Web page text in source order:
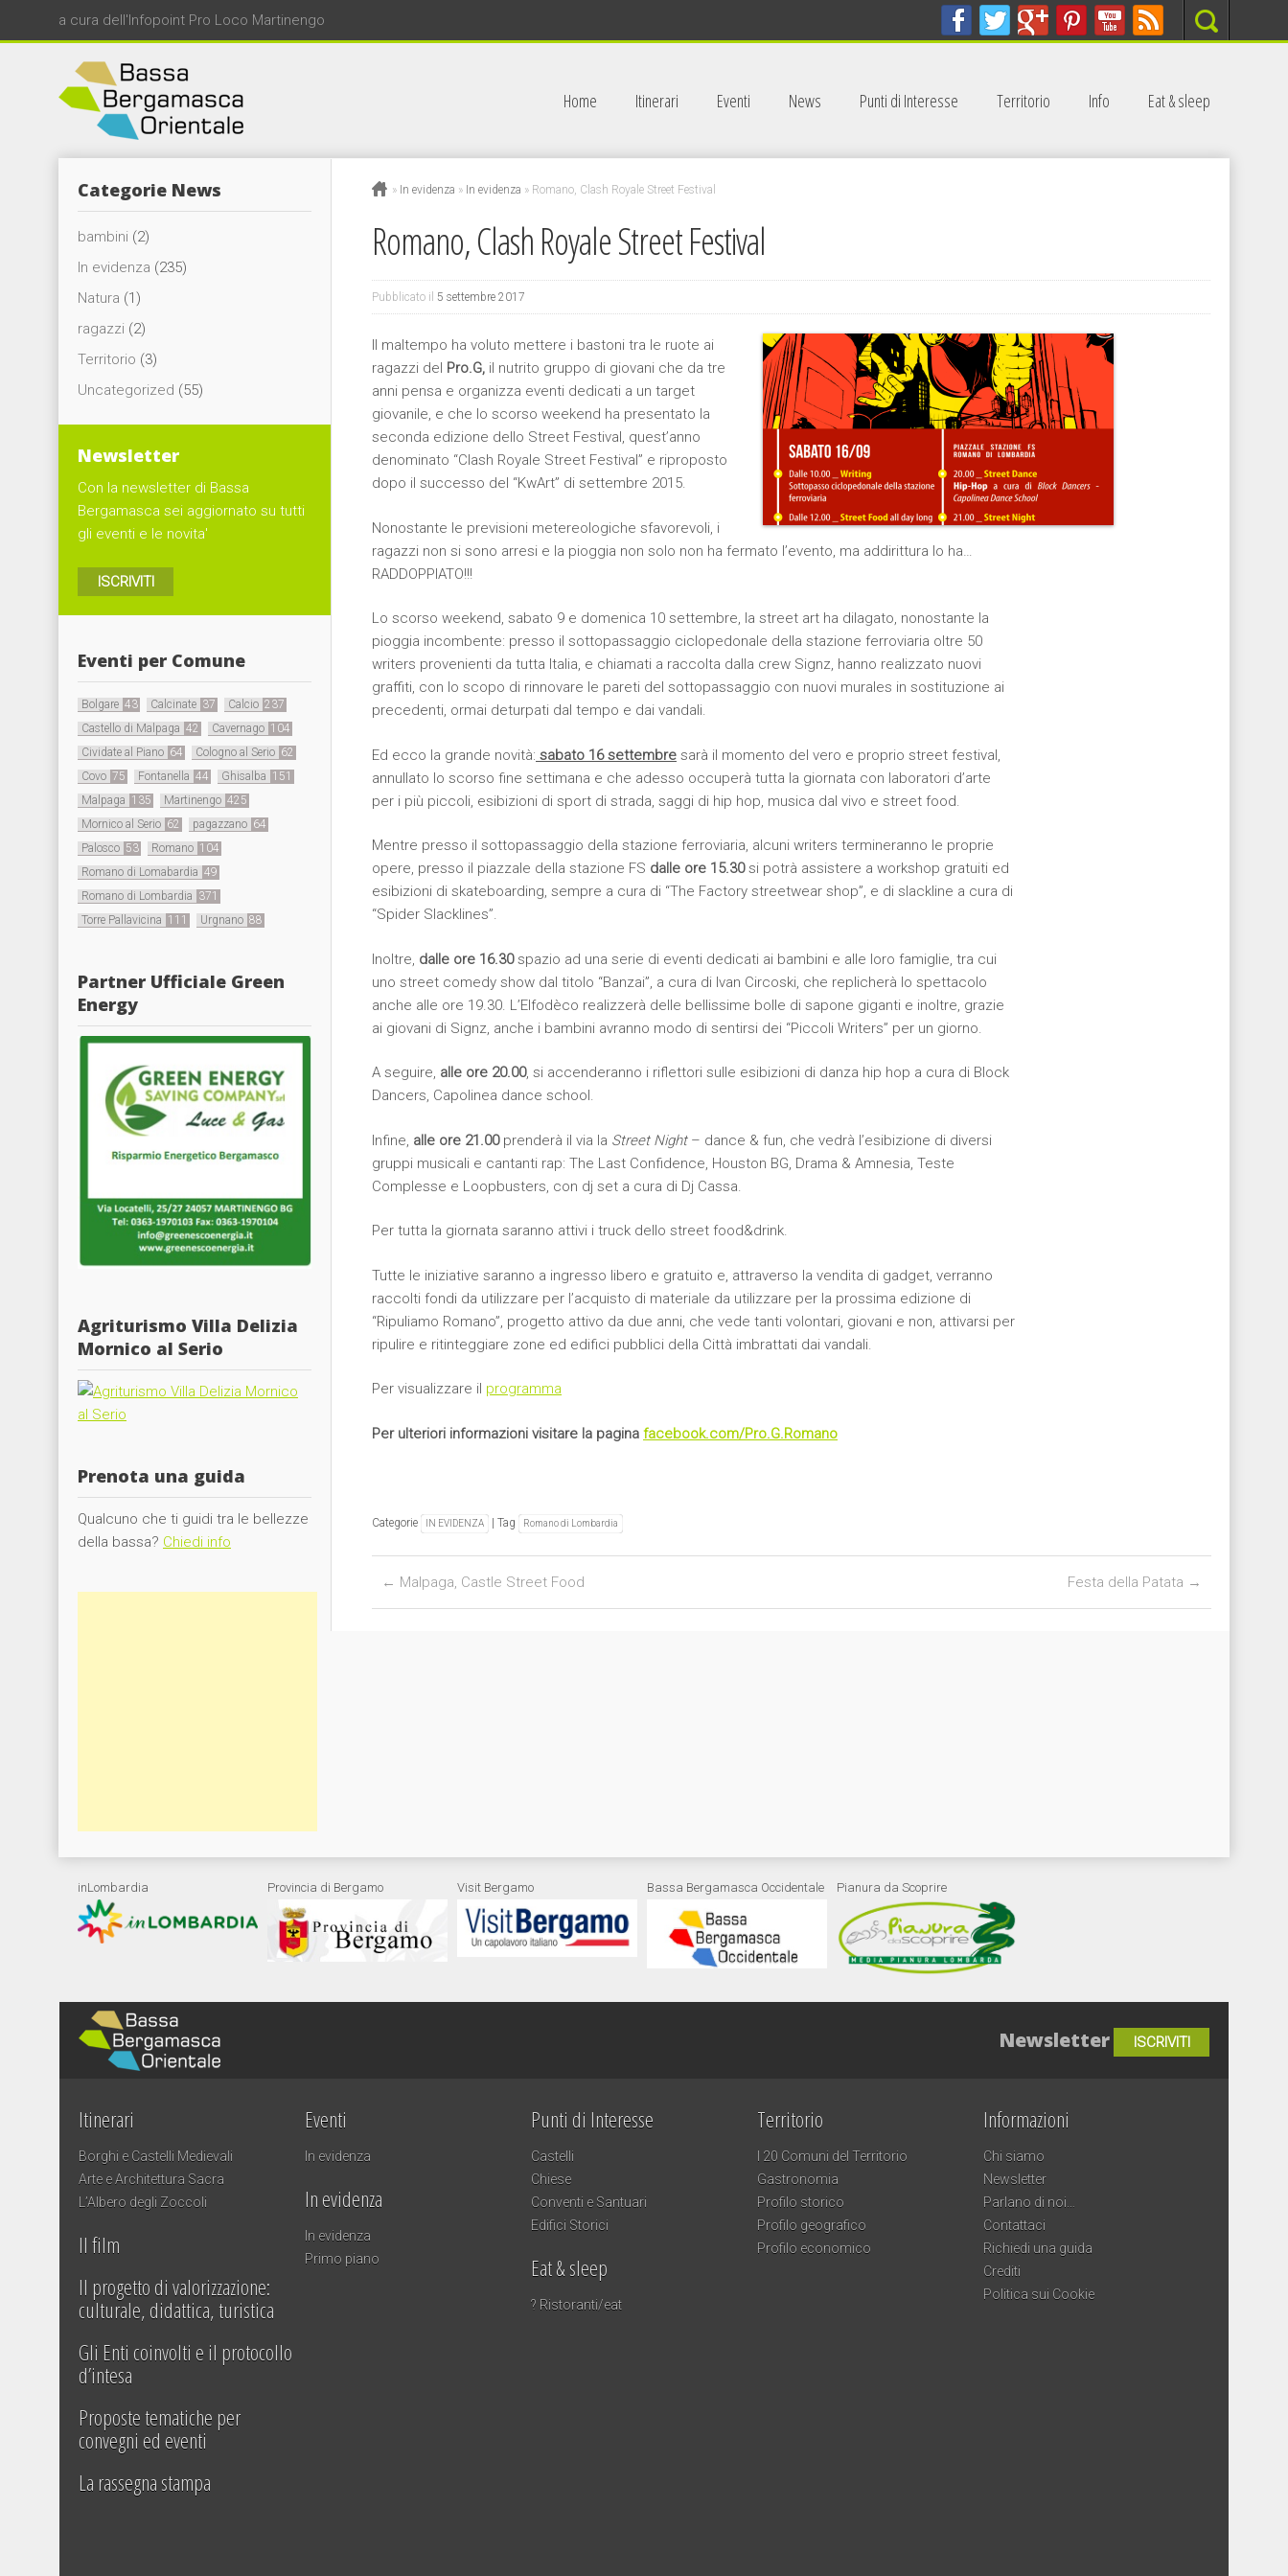
a cura dell'Infopoint Pro Loco Martinengo Search
Home Itinerari Eventi News Punti di Interesse Territorio Info Eat & sleep
» In evidenza » In evidenza » Romano, Clash Royale Street Festival
Romano, Clash Royale Street Festival
Pubblicato il 5 settembre 2017
Il maltempo ha voluto mettere i bastoni tra le ruote ai
ragazzi del Pro.G, il nutrito gruppo di giovani che da tre
anni pensa e organizza eventi dedicati a un target
giovanile, e che lo scorso weekend ha presentato la
seconda edizione dello Street Festival, quest’anno
denominato “Clash Royale Street Festival” e riproposto
dopo il successo del “KwArt” di settembre 2015.
Nonostante le previsioni metereologiche sfavorevoli, i
ragazzi non si sono arresi e la pioggia non solo non ha fermato l’evento, ma addirittura lo ha…
RADDOPPIATO!!!
Lo scorso weekend, sabato 9 e domenica 10 settembre, la street art ha dilagato, nonostante la
pioggia incombente: presso il sottopassaggio ciclopedonale della stazione ferroviaria oltre 50
writers provenienti da tutta Italia, e chiamati a raccolta dalla crew Signz, hanno realizzato nuovi
graffiti, con lo scopo di rinnovare le pareti del sottopassaggio con nuovi murales in sostituzione ai
precedenti, ormai deturpati dal tempo e dai vandali.
Ed ecco la grande novità: sabato 16 settembre sarà il momento del vero e proprio street festival,
annullato lo scorso fine settimana e che adesso occuperà tutta la giornata con laboratori d’arte
per i più piccoli, esibizioni di sport di strada, saggi di hip hop, musica dal vivo e street food.
Mentre presso il sottopassaggio della stazione ferroviaria, alcuni writers termineranno le proprie
opere, presso il piazzale della stazione FS dalle ore 15.30si potrà assistere a workshop gratuiti ed
esibizioni di skateboarding, sempre a cura di “The Factory streetwear shop”, e di slackline a cura di
“Spider Slacklines”.
Inoltre, dalle ore 16.30spazio ad una serie di eventi dedicati ai bambini e alle loro famiglie, tra cui
uno street comedy show dal titolo “Banzai”, a cura di Ivan Circoski, che replicherà lo spettacolo
anche alle ore 19.30. L’Elfodèco realizzerà delle bellissime bolle di sapone giganti e inoltre, grazie
ai giovani di Signz, anche i bambini avranno modo di sentirsi dei “Piccoli Writers” per un giorno.
A seguire, alle ore 20.00, si accenderanno i riflettori sulle esibizioni di danza hip hop a cura di Block
Dancers, Capolinea dance school.
Infine, alle ore 21.00 prenderà il via la Street Night– dance & fun, che vedrà l’esibizione di diversi
gruppi musicali e cantanti rap: The Last Confidence, Houston BG, Drama & Amnesia, Teste
Complesse e Loopbusters, con dj set a cura di Dj Cassa.
Per tutta la giornata saranno attivi i truck dello street food&drink.
Tutte le iniziative saranno a ingresso libero e gratuito e, attraverso la vendita di gadget, verranno
raccolti fondi da utilizzare per l’acquisto di materiale da utilizzare per la prossima edizione di
“Ripuliamo Romano”, progetto attivo da due anni, che vede tanti volontari, giovani e non, attivarsi per
ripulire e ritinteggiare zone ed edifici pubblici della Città imbrattati dai vandali.
Per visualizzare il programma
Per ulteriori informazioni visitare la pagina facebook.com/Pro.G.Romano
Categorie IN EVIDENZA | Tag Romano di Lombardia
← Malpaga, Castle Street Food Festa della Patata →
Categorie News
bambini (2)
In evidenza (235)
Natura (1)
ragazzi (2)
Territorio (3)
Uncategorized (55)
Newsletter
Con la newsletter di Bassa
Bergamasca sei aggiornato su tutti
gli eventi e le novita'
ISCRIVITI
Eventi per Comune
Bolgare 43 Calcinate 37 Calcio 237
Castello di Malpaga 42 Cavernago 104
Cividate al Piano 64 Cologno al Serio 62
Covo 75 Fontanella 44 Ghisalba 151
Malpaga 135 Martinengo 425
Mornico al Serio 62 pagazzano 64
Palosco 53 Romano 104
Romano di Lomabardia 49
Romano di Lombardia 371
Torre Pallavicina 111 Urgnano 88
Partner Ufficiale Green
Energy
Agriturismo Villa Delizia
Mornico al Serio
Prenota una guida
Qualcuno che ti guidi tra le bellezze
della bassa? Chiedi info
inLombardia Provincia di Bergamo Visit Bergamo Bassa Bergamasca Occidentale Pianura da Scoprire
Newsletter ISCRIVITI
Itinerari
Borghi e Castelli Medievali
Arte e Architettura Sacra
L’Albero degli Zoccoli
Il film
Il progetto di valorizzazione:
culturale, didattica, turistica
Gli Enti coinvolti e il protocollo
d’intesa
Proposte tematiche per
convegni ed eventi
La rassegna stampa
Eventi
In evidenza
In evidenza
In evidenza
Primo piano
Punti di Interesse
Castelli
Chiese
Conventi e Santuari
Edifici Storici
Eat & sleep
? Ristoranti/eat
Territorio
I 20 Comuni del Territorio
Gastronomia
Profilo storico
Profilo geografico
Profilo economico
Informazioni
Chi siamo
Newsletter
Parlano di noi…
Contattaci
Richiedi una guida
Crediti
Politica sui Cookie